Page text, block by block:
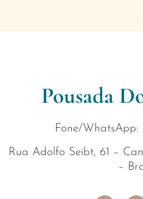
Pousada
Fone/WhatsApp:
Rua Adolfo Seibt, 61 –
–